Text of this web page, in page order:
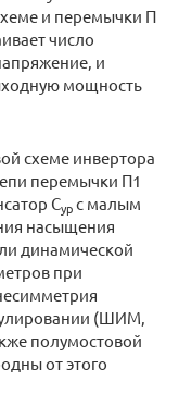
и перемычки П
число
и
мощность
схеме инвертора
перемычки П1
Сурс малым
насыщения
динамической
при
(ШИМ,
полумостовой
от этого